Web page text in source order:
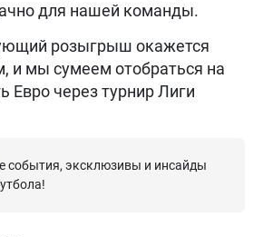
для нашей команды.
розыгрыш окажется
и мы сумеем отобраться на
Евро через турнир Лиги
события, эксклюзивы и инсайды